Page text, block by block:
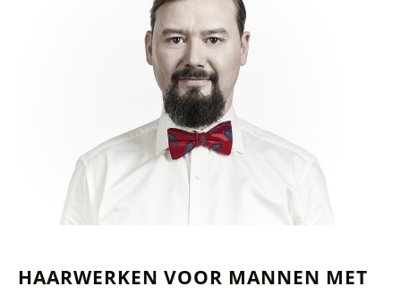
HAARWERKEN VOOR MANNEN MET